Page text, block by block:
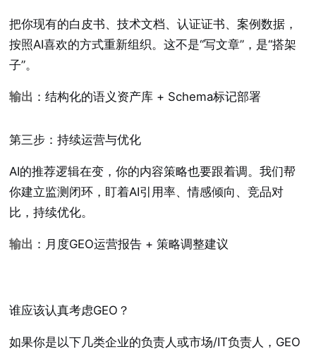
把你现有的白皮书、技术文档、认证证书、案例数据，
按照AI喜欢的方式重新组织。这不是“写文章”，是“搭架
子”。
输出 ：结构化的语义资产库 + Schema标记部署
第三步：持续运营与优化
AI的推荐逻辑在变，你的内容策略也要跟着调。我们帮
你建立监测闭环，盯着AI引用率、情感倾向、竞品对
比，持续优化。
输出 ：月度GEO运营报告 + 策略调整建议
谁应该认真考虑GEO？
如果你是以下几类企业的负责人或市场/IT负责人，GEO